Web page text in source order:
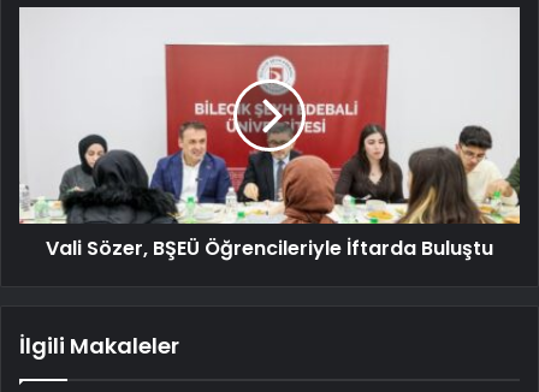
Vali Sözer, BŞEÜ Öğrencileriyle İftarda Buluştu
İlgili Makaleler